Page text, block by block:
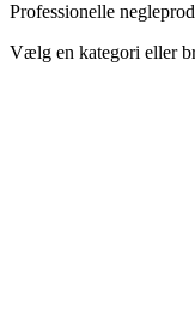
Professionelle
Vælg en kategori eller